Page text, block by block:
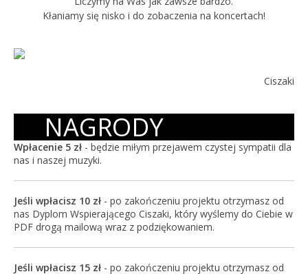
Kłaniamy się nisko i do zobaczenia na koncertach!
Ciszaki
NAGRODY
Wpłacenie 5 zł- będzie miłym przejawem czystej sympatii dla
nas i naszej muzyki.
Jeśli wpłacisz 10 zł- po zakończeniu projektu otrzymasz od
nas Dyplom Wspierającego Ciszaki, który wyślemy do Ciebie w
PDF drogą mailową wraz z podziękowaniem.
Jeśli wpłacisz 15 zł- po zakończeniu projektu otrzymasz od